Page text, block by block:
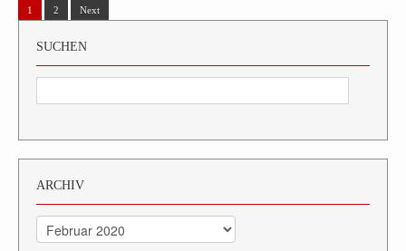
1 2 Next
SUCHEN
ARCHIV
Archiv